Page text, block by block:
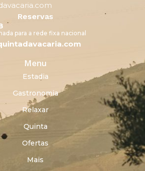
Reservas
para a rede fixa nacional
Menu
Estadia
Gastronomia
Relaxar
Quinta
Ofertas
Mais